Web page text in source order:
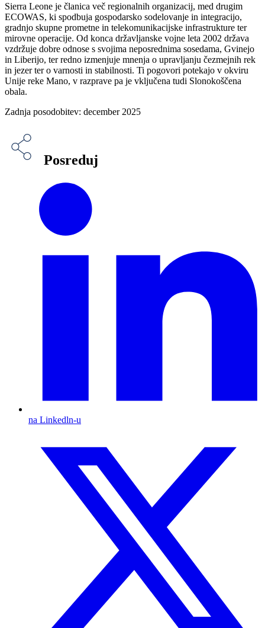
Sierra Leone je članica več regionalnih organizacij, med drugim
ECOWAS, ki spodbuja gospodarsko sodelovanje in integracijo,
gradnjo skupne prometne in telekomunikacijske infrastrukture ter
mirovne operacije. Od konca državljanske vojne leta 2002 država
vzdržuje dobre odnose s svojima neposrednima sosedama, Gvinejo
in Liberijo, ter redno izmenjuje mnenja o upravljanju čezmejnih rek
in jezer ter o varnosti in stabilnosti. Ti pogovori potekajo v okviru
Unije reke Mano, v razprave pa je vključena tudi Slonokoščena
obala.
Zadnja posodobitev: december 2025
Posreduj
na Linkedln-u